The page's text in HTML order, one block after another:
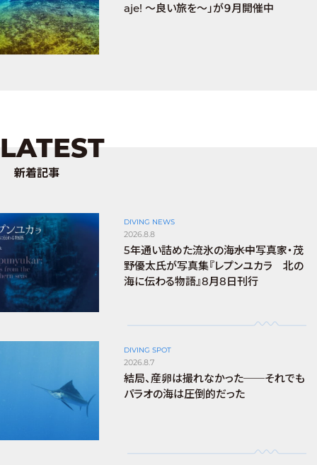
aje! ～良い旅を～」が９月開催中
LATEST
新着記事
DIVING NEWS
2026.8.8
5年通い詰めた流氷の海――水中写真家・茂
野優太氏が写真集『レプンユカラ 北の
海に伝わる物語』8月8日刊行
DIVING SPOT
2026.8.7
結局、産卵は撮れなかった──それでも
パラオの海は圧倒的だった